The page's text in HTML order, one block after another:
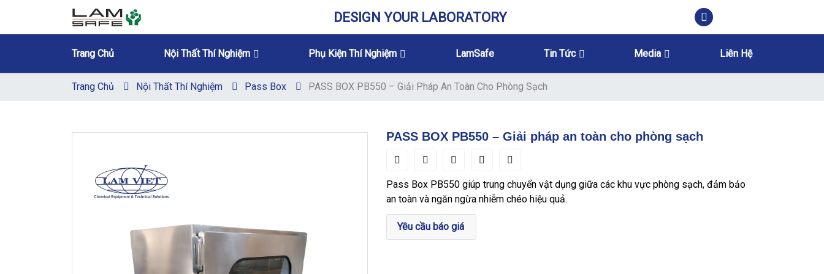
DESIGN YOUR LABORATORY
Trang Chủ Nội Thất Thí Nghiệm Phụ Kiện Thí Nghiệm LamSafe Tin Tức Media Liên Hệ
Trang Chủ Nội Thất Thí Nghiệm Pass Box PASS BOX PB550 – Giải Pháp An Toàn Cho Phòng Sạch
PASS BOX PB550 – Giải pháp an toàn cho phòng sạch
Pass Box PB550 giúp trung chuyển vật dụng giữa các khu vực phòng sạch, đảm bảo
an toàn và ngăn ngừa nhiễm chéo hiệu quả.
Yêu cầu báo giá